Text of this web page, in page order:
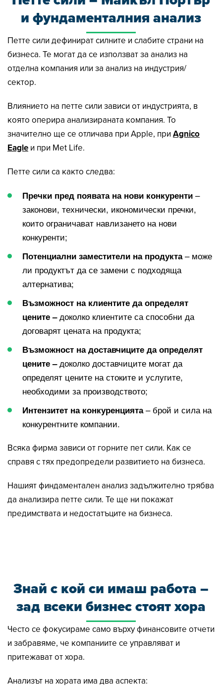
и фундаменталния анализ
Петте сили дефинират силните и слабите страни на
бизнеса. Те могат да се използват за анализ на
отделна компания или за анализ на индустрия/
сектор.
Влиянието на петте сили зависи от индустрията, в
която оперира анализираната компания. То
значително ще се отличава при Apple, при Agnico
Eagle и при Met Life.
Петте сили са както следва:
Пречки пред появата на нови конкуренти –
законови, технически, икономически пречки,
които ограничават навлизането на нови
конкуренти;
Потенциални заместители на продукта– може
ли продуктът да се замени с подходяща
алтернатива;
Възможност на клиентите да определят
цените – доколко клиентите са способни да
договарят цената на продукта;
Възможност на доставчиците да определят
цените – доколко доставчиците могат да
определят цените на стоките и услугите,
необходими за производството;
Интензитет на конкуренцията– брой и сила на
конкурентните компании.
Всяка фирма зависи от горните пет сили. Как се
справя с тях предопредели развитието на бизнеса.
Нашият финдаментален анализ задължително трябва
да анализира петте сили. Те ще ни покажат
предимствата и недостатъците на бизнеса.
Знай с кой си имаш работа–
зад всеки бизнес стоят хора
Често се фокусираме само върху финансовите отчети
и забравяме, че компаниите се управляват и
притежават от хора.
Анализът на хората има два аспекта: